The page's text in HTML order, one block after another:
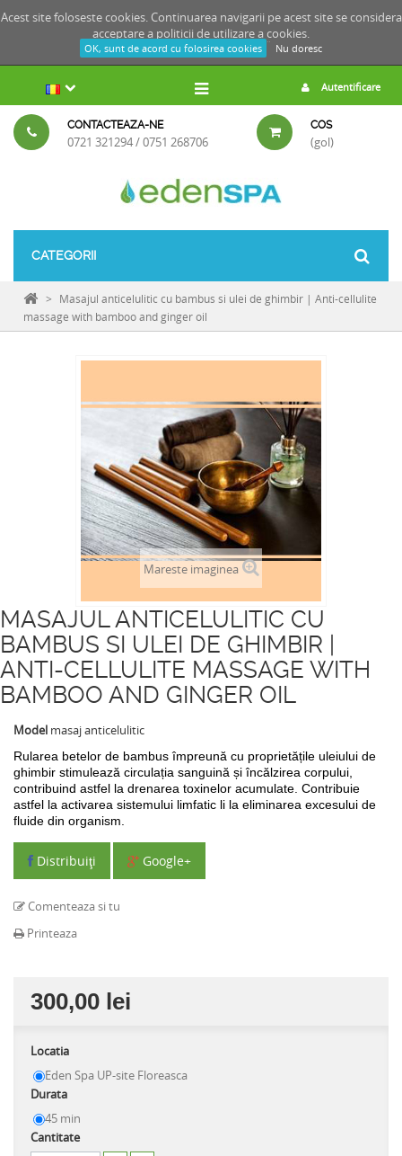
Acest site foloseste cookies. Continuarea navigarii pe acest site se considera
acceptare a politicii de utilizare a cookies.
OK, sunt de acord cu folosirea cookies Nu doresc
Autentificare
CONTACTEAZA-NE
0721 321294 / 0751 268706
COS
(gol)
CATEGORII
>
Masajul anticelulitic cu bambus si ulei de ghimbir | Anti-cellulite
massage with bamboo and ginger oil
Mareste imaginea
MASAJUL ANTICELULITIC CU
BAMBUS SI ULEI DE GHIMBIR |
ANTI-CELLULITE MASSAGE WITH
BAMBOO AND GINGER OIL
Model masaj anticelulitic
Rularea betelor de bambus împreună cu proprietățile uleiului de
ghimbir stimulează circulația sanguină și încălzirea corpului,
contribuind astfel la drenarea toxinelor acumulate. Contribuie
astfel la activarea sistemului limfatic li la eliminarea excesului de
fluide din organism.
Distribuiţi Google+
Comenteaza si tu
Printeaza
300,00 lei
Locatia
Eden Spa UP-site Floreasca
Durata
45 min
Cantitate